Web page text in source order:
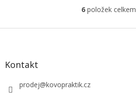
O
l
6položek celkem
Z
Kontakt
prodej@kovopraktik.cz